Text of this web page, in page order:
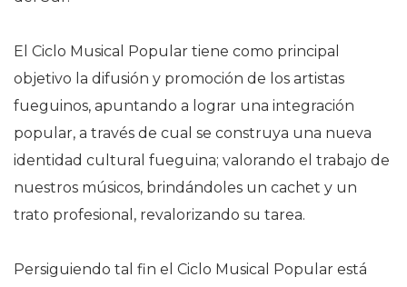
El Ciclo Musical Popular tiene como principal
objetivo la difusión y promoción de los artistas
fueguinos, apuntando a lograr una integración
popular, a través de cual se construya una nueva
identidad cultural fueguina; valorando el trabajo de
nuestros músicos, brindándoles un cachet y un
trato profesional, revalorizando su tarea.
Persiguiendo tal fin el Ciclo Musical Popular está